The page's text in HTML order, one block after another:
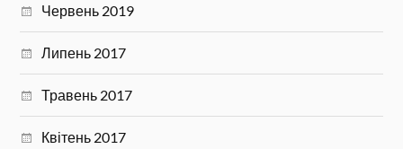
Червень 2019
Липень 2017
Травень 2017
Квітень 2017